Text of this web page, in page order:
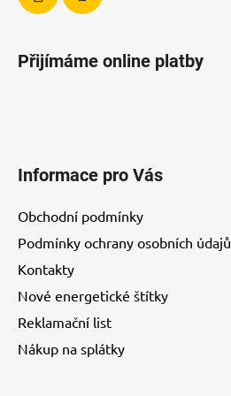
Přijímáme online platby
Informace pro Vás
Obchodní podmínky
Podmínky ochrany osobních údajů
Kontakty
Nové energetické štítky
Reklamační list
Nákup na splátky